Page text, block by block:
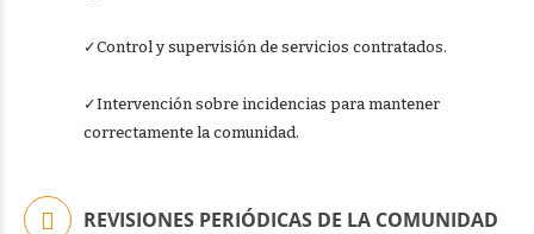
✓Control y supervisión de servicios contratados.
✓Intervención sobre incidencias para mantener
correctamente la comunidad.
REVISIONES PERIÓDICAS DE LA COMUNIDAD